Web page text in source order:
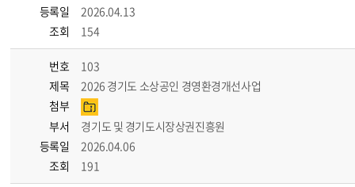
등록일
2026.04.13
조회
154
번호
103
제목
2026 경기도 소상공인 경영환경개선사업
첨부
부서
경기도 및 경기도시장상권진흥원
등록일
2026.04.06
조회
191